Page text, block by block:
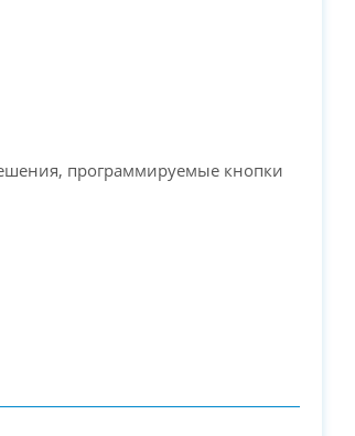
программируемые кнопки